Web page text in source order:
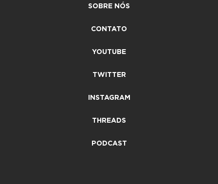
SOBRE NÓS
CONTATO
YOUTUBE
TWITTER
INSTAGRAM
THREADS
PODCAST